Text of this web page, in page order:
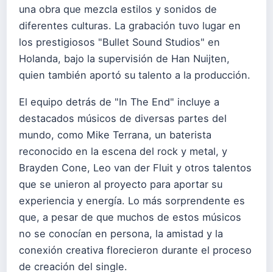
una obra que mezcla estilos y sonidos de
diferentes culturas. La grabación tuvo lugar en
los prestigiosos "Bullet Sound Studios" en
Holanda, bajo la supervisión de Han Nuijten,
quien también aportó su talento a la producción.
El equipo detrás de "In The End" incluye a
destacados músicos de diversas partes del
mundo, como Mike Terrana, un baterista
reconocido en la escena del rock y metal, y
Brayden Cone, Leo van der Fluit y otros talentos
que se unieron al proyecto para aportar su
experiencia y energía. Lo más sorprendente es
que, a pesar de que muchos de estos músicos
no se conocían en persona, la amistad y la
conexión creativa florecieron durante el proceso
de creación del single.